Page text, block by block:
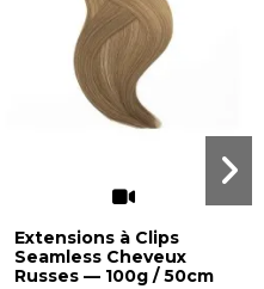
Extensions à Clips
Seamless Cheveux
Russes — 100g / 50cm